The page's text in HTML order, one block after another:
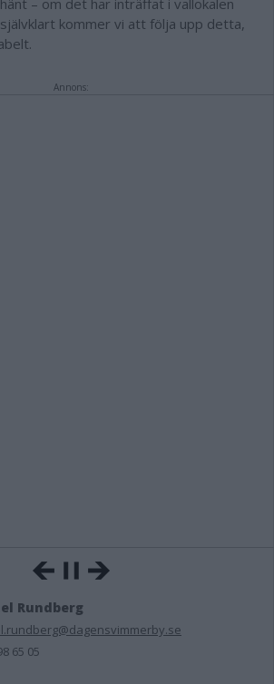
– om det har inträffat i vallokalen
kommer vi att följa upp detta,
Annons:
Rundberg
65 05